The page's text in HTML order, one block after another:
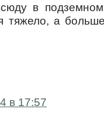
в
тяжело, а
в 17:57